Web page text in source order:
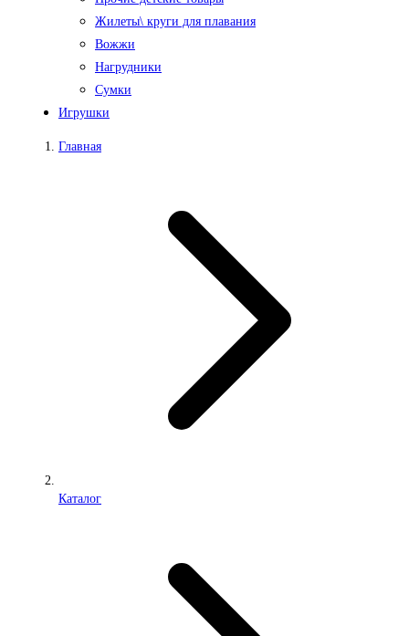
Жилеты\ круги для плавания
Вожжи
Нагрудники
Сумки
Игрушки
Главная
Каталог